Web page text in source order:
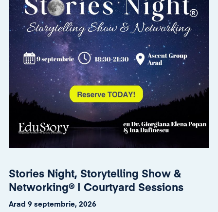
Stories Night, Storytelling Show &
Networking® | Courtyard Sessions
Arad 9 septembrie, 2026